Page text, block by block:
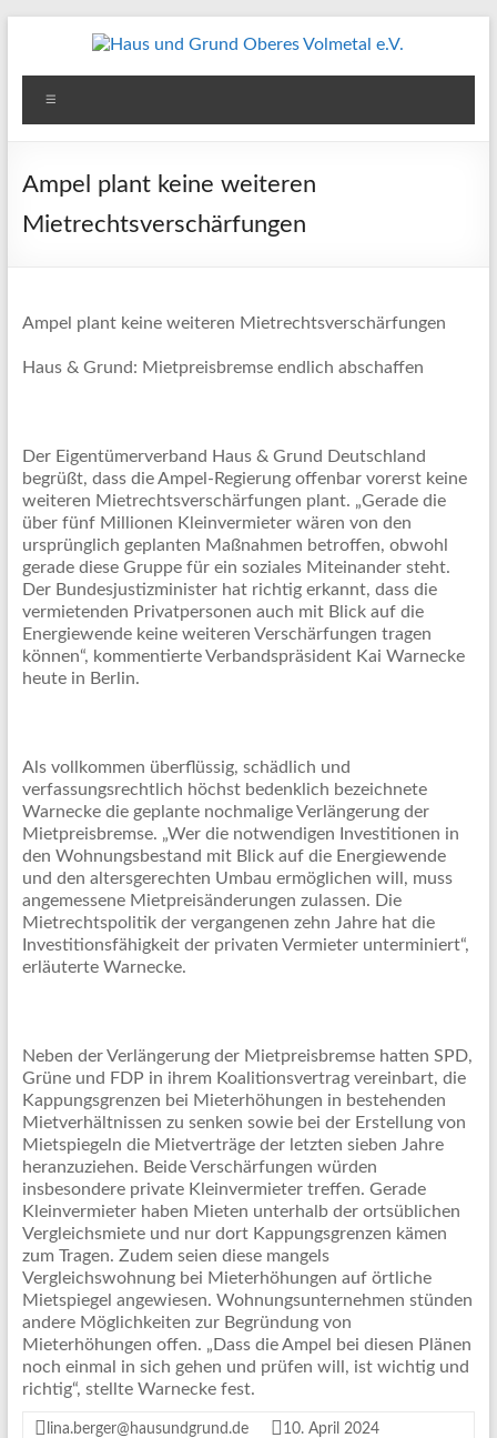
Haus
und
Grund
Oberes
Ampel plant keine weiteren
Mietrechtsverschärfungen
Ampel plant keine weiteren Mietrechtsverschärfungen
Haus & Grund: Mietpreisbremse endlich abschaffen
Der Eigentümerverband Haus & Grund Deutschland
begrüßt, dass die Ampel-Regierung offenbar vorerst keine
weiteren Mietrechtsverschärfungen plant. „Gerade die
über fünf Millionen Kleinvermieter wären von den
ursprünglich geplanten Maßnahmen betroffen, obwohl
gerade diese Gruppe für ein soziales Miteinander steht.
Der Bundesjustizminister hat richtig erkannt, dass die
vermietenden Privatpersonen auch mit Blick auf die
Energiewende keine weiteren Verschärfungen tragen
können“, kommentierte Verbandspräsident Kai Warnecke
heute in Berlin.
Als vollkommen überflüssig, schädlich und
verfassungsrechtlich höchst bedenklich bezeichnete
Warnecke die geplante nochmalige Verlängerung der
Mietpreisbremse. „Wer die notwendigen Investitionen in
den Wohnungsbestand mit Blick auf die Energiewende
und den altersgerechten Umbau ermöglichen will, muss
angemessene Mietpreisänderungen zulassen. Die
Mietrechtspolitik der vergangenen zehn Jahre hat die
Investitionsfähigkeit der privaten Vermieter unterminiert“,
erläuterte Warnecke.
Neben der Verlängerung der Mietpreisbremse hatten SPD,
Grüne und FDP in ihrem Koalitionsvertrag vereinbart, die
Kappungsgrenzen bei Mieterhöhungen in bestehenden
Mietverhältnissen zu senken sowie bei der Erstellung von
Mietspiegeln die Mietverträge der letzten sieben Jahre
heranzuziehen. Beide Verschärfungen würden
insbesondere private Kleinvermieter treffen. Gerade
Kleinvermieter haben Mieten unterhalb der ortsüblichen
Vergleichsmiete und nur dort Kappungsgrenzen kämen
zum Tragen. Zudem seien diese mangels
Vergleichswohnung bei Mieterhöhungen auf örtliche
Mietspiegel angewiesen. Wohnungsunternehmen stünden
andere Möglichkeiten zur Begründung von
Mieterhöhungen offen. „Dass die Ampel bei diesen Plänen
noch einmal in sich gehen und prüfen will, ist wichtig und
richtig“, stellte Warnecke fest.
lina.berger@hausundgrund.de 10. April 2024